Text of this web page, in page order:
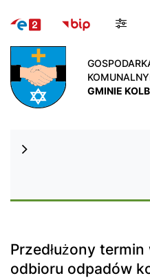
Gmina
GMINIE
Przedłużony
odbioru odpadów